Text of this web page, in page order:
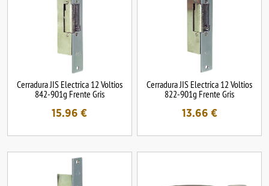
Cerradura JIS Electrica 12 Voltios
842-901g Frente Gris
15.96 €
Cerradura JIS Electrica 12 Voltios
822-901g Frente Gris
13.66 €